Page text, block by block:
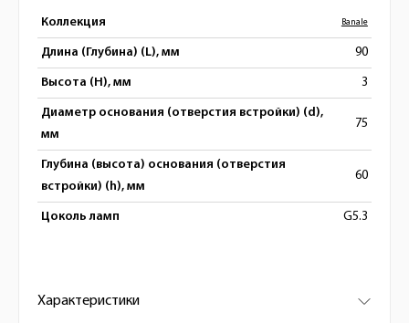
Коллекция Banale
Длина (Глубина) (L), мм 90
Высота (H), мм 3
Диаметр основания (отверстия встройки) (d),
мм
75
Глубина (высота) основания (отверстия
встройки) (h), мм
60
Цоколь ламп G5.3
Характеристики